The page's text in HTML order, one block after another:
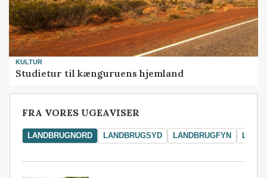
KULTUR
Studietur til kænguruens hjemland
FRA VORES UGEAVISER
LANDBRUGNORD LANDBRUGSYD LANDBRUGFYN